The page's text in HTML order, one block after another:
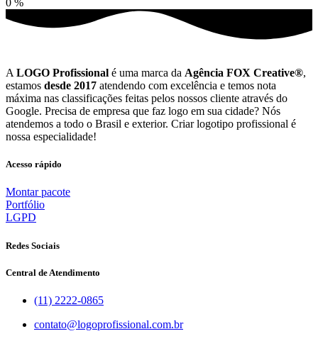
0 %
A LOGO Profissional é uma marca da Agência FOX Creative®,
estamos desde 2017 atendendo com excelência e temos nota
máxima nas classificações feitas pelos nossos cliente através do
Google. Precisa de empresa que faz logo em sua cidade? Nós
atendemos a todo o Brasil e exterior. Criar logotipo profissional é
nossa especialidade!
Acesso rápido
Montar pacote
Portfólio
LGPD
Redes Sociais
Central de Atendimento
(11) 2222-0865
contato@logoprofissional.com.br